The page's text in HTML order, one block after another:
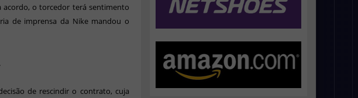
acordo, o torcedor terá sentimento
de imprensa da Nike mandou o
de rescindir o contrato, cuja